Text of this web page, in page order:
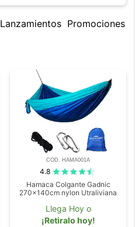
Lanzamientos Promociones
COD. HAMA001A
4.8
Hamaca Colgante Gadnic
270x140cm nylon Utraliviana
Llega Hoy o
¡Retiralo hoy!